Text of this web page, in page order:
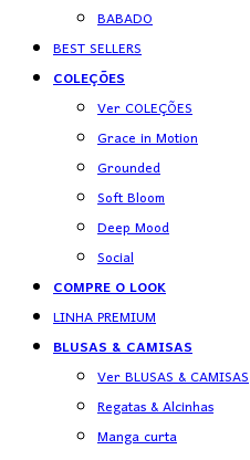
BABADO
BEST SELLERS
COLEÇÕES
Ver COLEÇÕES
Grace in Motion
Grounded
Soft Bloom
Deep Mood
Social
COMPRE O LOOK
LINHA PREMIUM
BLUSAS & CAMISAS
Ver BLUSAS & CAMISAS
Regatas & Alcinhas
Manga curta